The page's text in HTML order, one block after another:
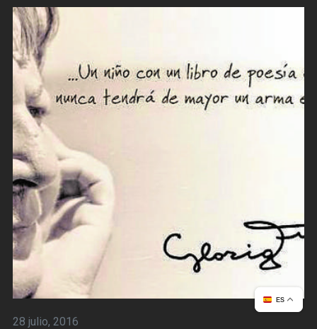
28 julio, 2016
ES